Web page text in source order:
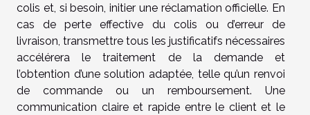
colis et, si besoin, initier une réclamation officielle. En
cas de perte effective du colis ou d’erreur de
livraison, transmettre tous les justificatifs nécessaires
accélérera le traitement de la demande et
l’obtention d’une solution adaptée, telle qu’un renvoi
de commande ou un remboursement. Une
communication claire et rapide entre le client et le